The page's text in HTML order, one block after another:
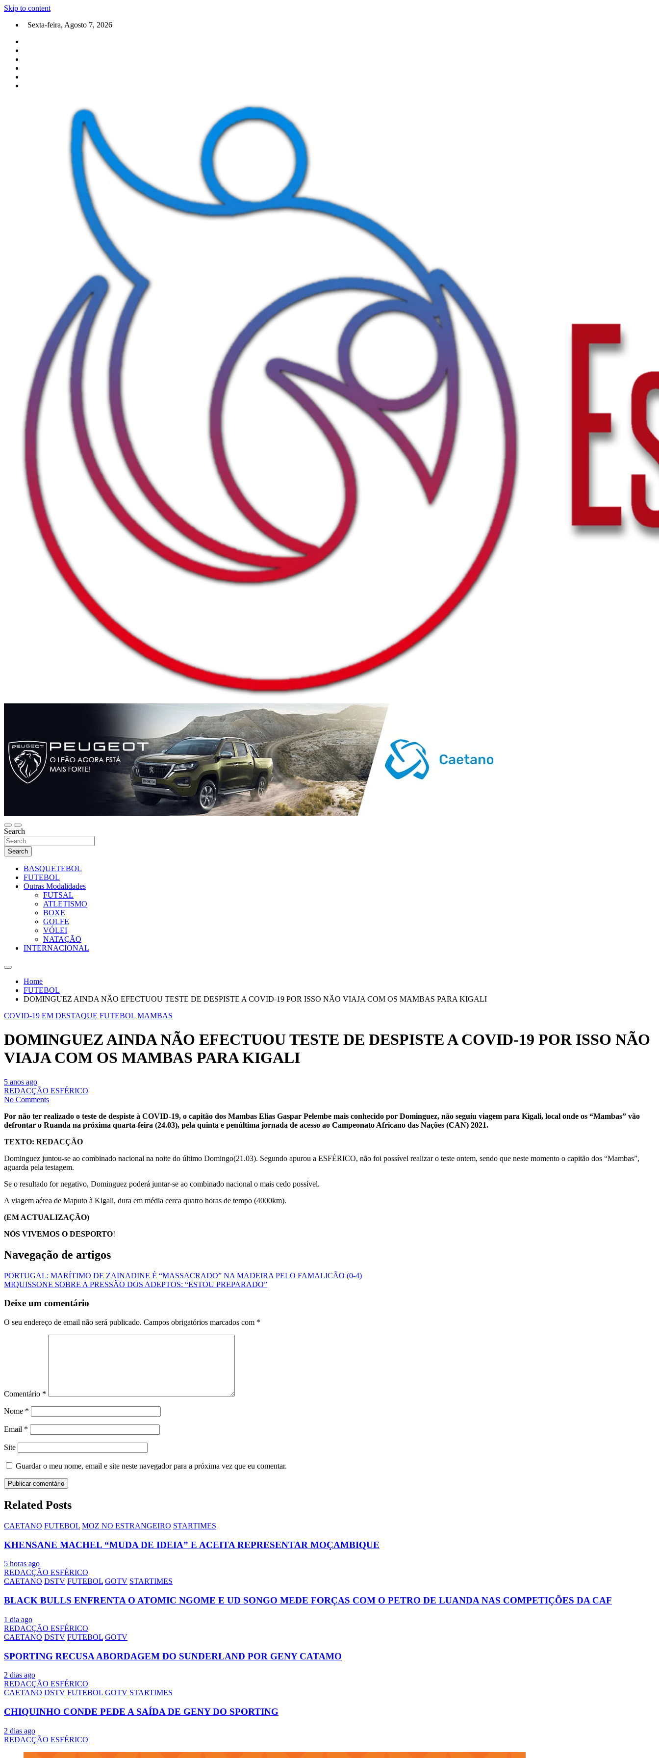
Skip to content
Sexta-feira, Agosto 7, 2026
Search
Search
BASQUETEBOL
FUTEBOL
Outras Modalidades
FUTSAL
ATLETISMO
BOXE
GOLFE
VÓLEI
NATAÇÃO
INTERNACIONAL
Home
FUTEBOL
DOMINGUEZ AINDA NÃO EFECTUOU TESTE DE DESPISTE A COVID-19 POR ISSO NÃO VIAJA COM OS MAMBAS PARA KIGALI
COVID-19 EM DESTAQUE FUTEBOL MAMBAS
DOMINGUEZ AINDA NÃO EFECTUOU TESTE DE DESPISTE A COVID-19 POR ISSO NÃO
VIAJA COM OS MAMBAS PARA KIGALI
5 anos ago
REDACÇÃO ESFÉRICO
No Comments
Por não ter realizado o teste de despiste à COVID-19, o capitão dos Mambas Elias Gaspar Pelembe mais conhecido por Dominguez, não seguiu viagem para Kigali, local onde os “Mambas” vão
defrontar o Ruanda na próxima quarta-feira (24.03), pela quinta e penúltima jornada de acesso ao Campeonato Africano das Nações (CAN) 2021.
TEXTO: REDACÇÃO
Dominguez juntou-se ao combinado nacional na noite do último Domingo(21.03). Segundo apurou a ESFÉRICO, não foi possível realizar o teste ontem, sendo que neste momento o capitão dos “Mambas”,
aguarda pela testagem.
Se o resultado for negativo, Dominguez poderá juntar-se ao combinado nacional o mais cedo possível.
A viagem aérea de Maputo à Kigali, dura em média cerca quatro horas de tempo (4000km).
(EM ACTUALIZAÇÃO)
NÓS VIVEMOS O DESPORTO!
Navegação de artigos
PORTUGAL: MARÍTIMO DE ZAINADINE É “MASSACRADO” NA MADEIRA PELO FAMALICÃO (0-4)
MIQUISSONE SOBRE A PRESSÃO DOS ADEPTOS: “ESTOU PREPARADO”
Deixe um comentário
O seu endereço de email não será publicado. Campos obrigatórios marcados com *
Comentário *
Nome *
Email *
Site
Guardar o meu nome, email e site neste navegador para a próxima vez que eu comentar.
Related Posts
CAETANO FUTEBOL MOZ NO ESTRANGEIRO STARTIMES
KHENSANE MACHEL “MUDA DE IDEIA” E ACEITA REPRESENTAR MOÇAMBIQUE
5 horas ago
REDACÇÃO ESFÉRICO
CAETANO DSTV FUTEBOL GOTV STARTIMES
BLACK BULLS ENFRENTA O ATOMIC NGOME E UD SONGO MEDE FORÇAS COM O PETRO DE LUANDA NAS COMPETIÇÕES DA CAF
1 dia ago
REDACÇÃO ESFÉRICO
CAETANO DSTV FUTEBOL GOTV
SPORTING RECUSA ABORDAGEM DO SUNDERLAND POR GENY CATAMO
2 dias ago
REDACÇÃO ESFÉRICO
CAETANO DSTV FUTEBOL GOTV STARTIMES
CHIQUINHO CONDE PEDE A SAÍDA DE GENY DO SPORTING
2 dias ago
REDACÇÃO ESFÉRICO